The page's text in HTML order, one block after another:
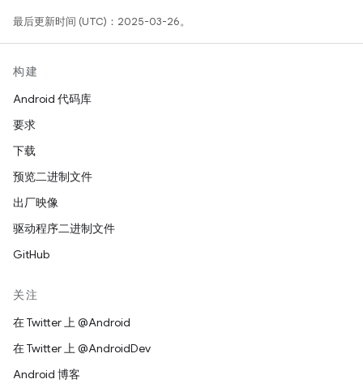
最后更新时间 (UTC)：2025-03-26。
构建
Android 代码库
要求
下载
预览二进制文件
出厂映像
驱动程序二进制文件
GitHub
关注
在 Twitter 上 @Android
在 Twitter 上 @AndroidDev
Android 博客